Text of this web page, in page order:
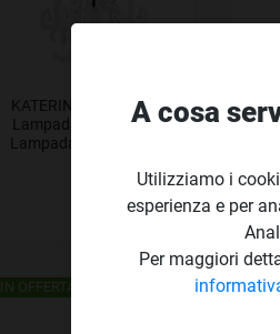
KATERINA transparent I
Lampadari Lampadario
Lampada a sospensione
IN OFFERTA! IN
A cosa
Utilizziamo i
esperienza e per
Per maggiori